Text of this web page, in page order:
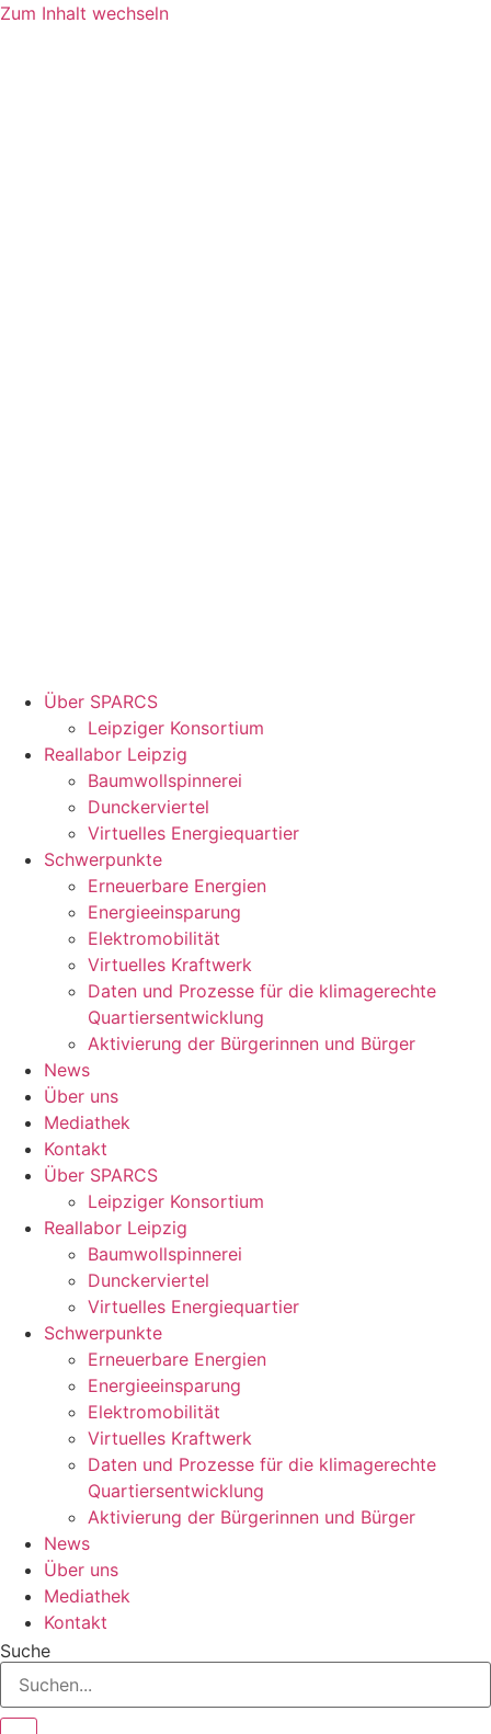
Zum Inhalt wechseln
Über SPARCS
Leipziger Konsortium
Reallabor Leipzig
Baumwollspinnerei
Dunckerviertel
Virtuelles Energiequartier
Schwerpunkte
Erneuerbare Energien
Energieeinsparung
Elektromobilität
Virtuelles Kraftwerk
Daten und Prozesse für die klimagerechte
Quartiersentwicklung
Aktivierung der Bürgerinnen und Bürger
News
Über uns
Mediathek
Kontakt
Über SPARCS
Leipziger Konsortium
Reallabor Leipzig
Baumwollspinnerei
Dunckerviertel
Virtuelles Energiequartier
Schwerpunkte
Erneuerbare Energien
Energieeinsparung
Elektromobilität
Virtuelles Kraftwerk
Daten und Prozesse für die klimagerechte
Quartiersentwicklung
Aktivierung der Bürgerinnen und Bürger
News
Über uns
Mediathek
Kontakt
Suche